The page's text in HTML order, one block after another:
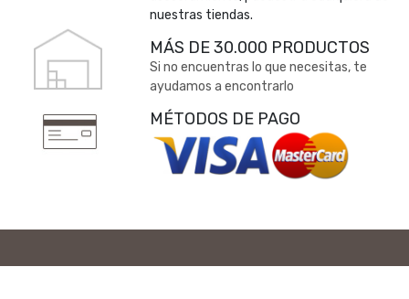
nuestras tiendas.
MÁS DE 30.000 PRODUCTOS
Si no encuentras lo que necesitas, te
ayudamos a encontrarlo
MÉTODOS DE PAGO